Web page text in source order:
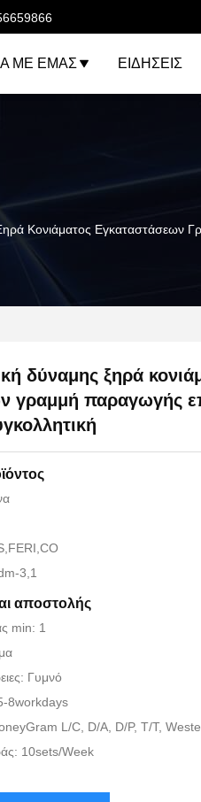
ΜΕ ΕΜΆΣ ΕΙΔΉΣΕΙΣ
Κονιάματος Εγκαταστάσεων
δύναμης ξηρά
γραμμή παραγωγής
3,1
αποστολής
min: 1
Γυμνό
8workdays
L/C, D/A, D/P, T/T,
10sets/Week